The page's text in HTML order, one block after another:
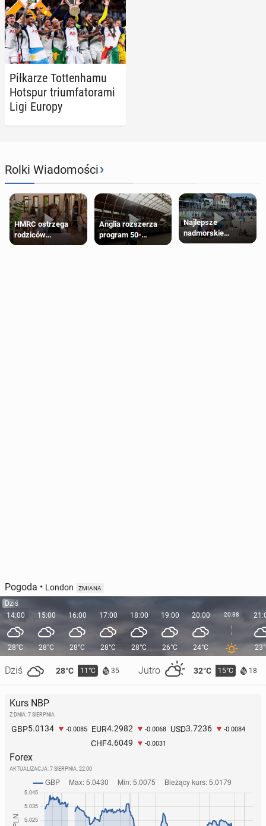
Pił­ka­rze Tot­ten­ha­mu
Hotspur trium­fa­to­ra­mi
Ligi Europy
Rolki Wiadomości›
HMRC ostrzega
rodziców
pobierających Child
Anglia rozszerza
program 50-
procentowych
Najlepsze
nadmorskie
miasteczko blisko
Pogoda • London ZMIANA
Dziś
14:00
28°C
Dziś 28°C 11°C 35 Jutro 32°C 15°C 18
15:00
28°C
16:00
28°C
17:00
28°C
18:00
28°C
19:00
26°C
20:00
24°C
20:38
Kurs NBP
Z DNIA: 7 SIERPNIA
GBP5.0134 -0.0085 EUR4.2982 -0.0068 USD3.7236 -0.0084
CHF4.6049 -0.0031
Forex
AKTUALIZACJA: 7 SIERPNIA, 22:00